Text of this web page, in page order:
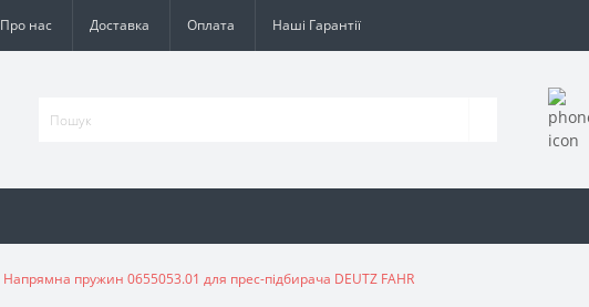
Про нас Доставка Оплата Наші Гарантії
Напрямна пружин 0655053.01 для прес-підбирача DEUTZ FAHR